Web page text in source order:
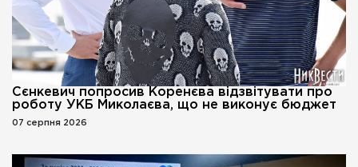
Сєнкевич попросив Коренєва відзвітувати про
роботу УКБ Миколаєва, що не виконує бюджет
07 серпня 2026